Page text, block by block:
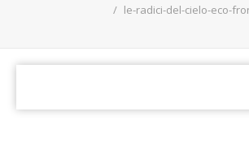
CHI SIAMO
le-radici-del-cielo-eco-